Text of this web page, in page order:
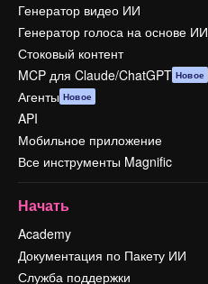
Генератор видео ИИ
Генератор голоса на основе ИИ
Стоковый контент
MCP для Claude/ChatGPT Новое
Агенты Новое
API
Мобильное приложение
Все инструменты Magnific
Начать
Academy
Документация по Пакету ИИ
Служба поддержки